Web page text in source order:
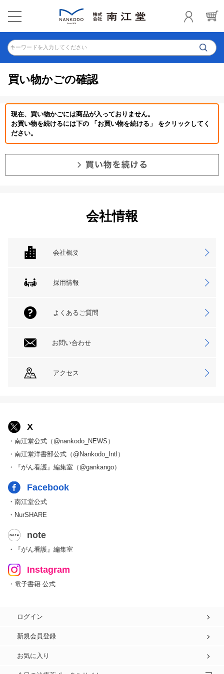
キーワードを入力してください
買い物かごの確認
現在、買い物かごには商品が入っておりません。
お買い物を続けるには下の 「お買い物を続ける」 をクリックしてく
ださい。
会社情報
会社概要
採用情報
よくあるご質問
お問い合わせ
アクセス
X
・南江堂公式（@nankodo_NEWS）
・南江堂洋書部公式（@Nankodo_Intl）
・『がん看護』編集室（@gankango）
Facebook
・南江堂公式
・NurSHARE
note
・『がん看護』編集室
Instagram
・電子書籍 公式
ログイン
新規会員登録
お気に入り